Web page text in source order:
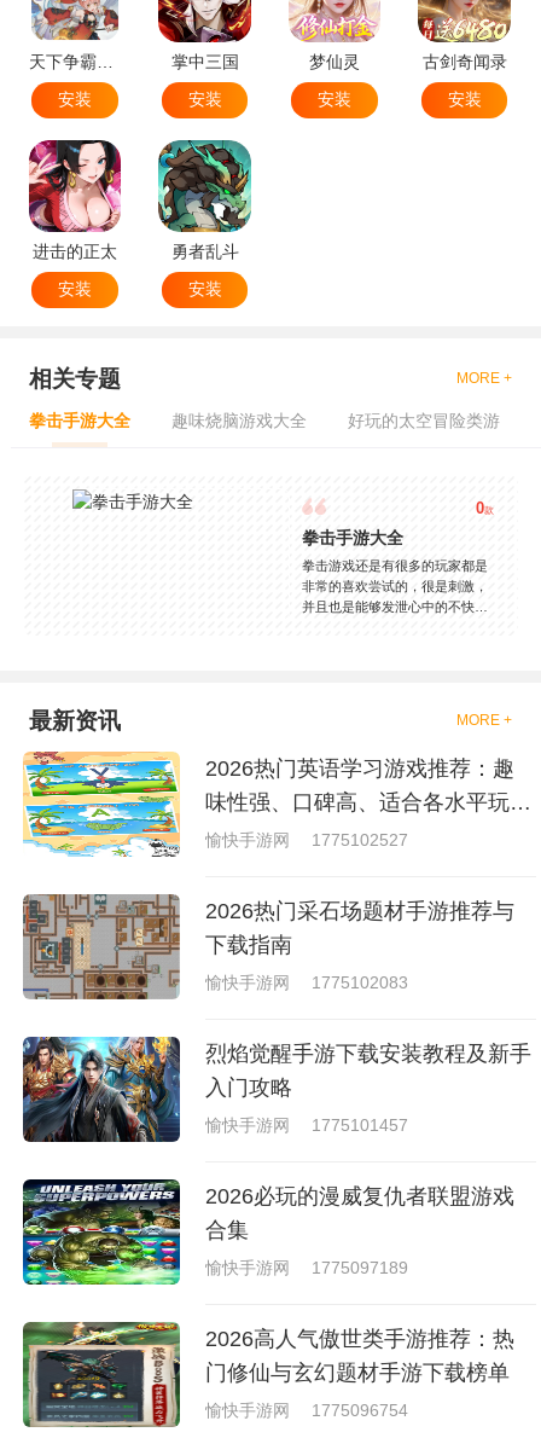
天下争霸三国志
安装
掌中三国
安装
梦仙灵
安装
古剑奇闻录
安装
进击的正太
安装
勇者乱斗
安装
相关专题 MORE +
拳击手游大全 趣味烧脑游戏大全 好玩的太空冒险类游
0款
拳击手游大全
拳击游戏还是有很多的玩家都是
非常的喜欢尝试的，很是刺激，
并且也是能够发泄心中的不快
够去进行体验的，我们也是能够
就是收集了一些有意思的拳击游
戏，相信你们一定会喜欢的。
最新资讯 MORE +
2026热门英语学习游戏推荐：趣
味性强、口碑高、适合各水平玩家
的英语游戏合集
愉快手游网 1775102527
2026热门采石场题材手游推荐与
下载指南
愉快手游网 1775102083
烈焰觉醒手游下载安装教程及新手
入门攻略
愉快手游网 1775101457
2026必玩的漫威复仇者联盟游戏
合集
愉快手游网 1775097189
2026高人气傲世类手游推荐：热
门修仙与玄幻题材手游下载榜单
愉快手游网 1775096754